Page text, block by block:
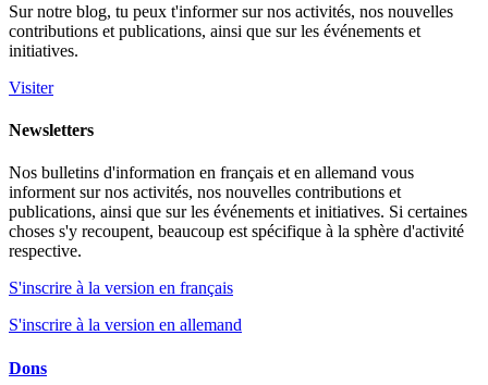
Sur notre blog, tu peux t'informer sur nos activités, nos nouvelles
contributions et publications, ainsi que sur les événements et
initiatives.
Visiter
Newsletters
Nos bulletins d'information en français et en allemand vous
informent sur nos activités, nos nouvelles contributions et
publications, ainsi que sur les événements et initiatives. Si certaines
choses s'y recoupent, beaucoup est spécifique à la sphère d'activité
respective.
S'inscrire à la version en français
S'inscrire à la version en allemand
Dons